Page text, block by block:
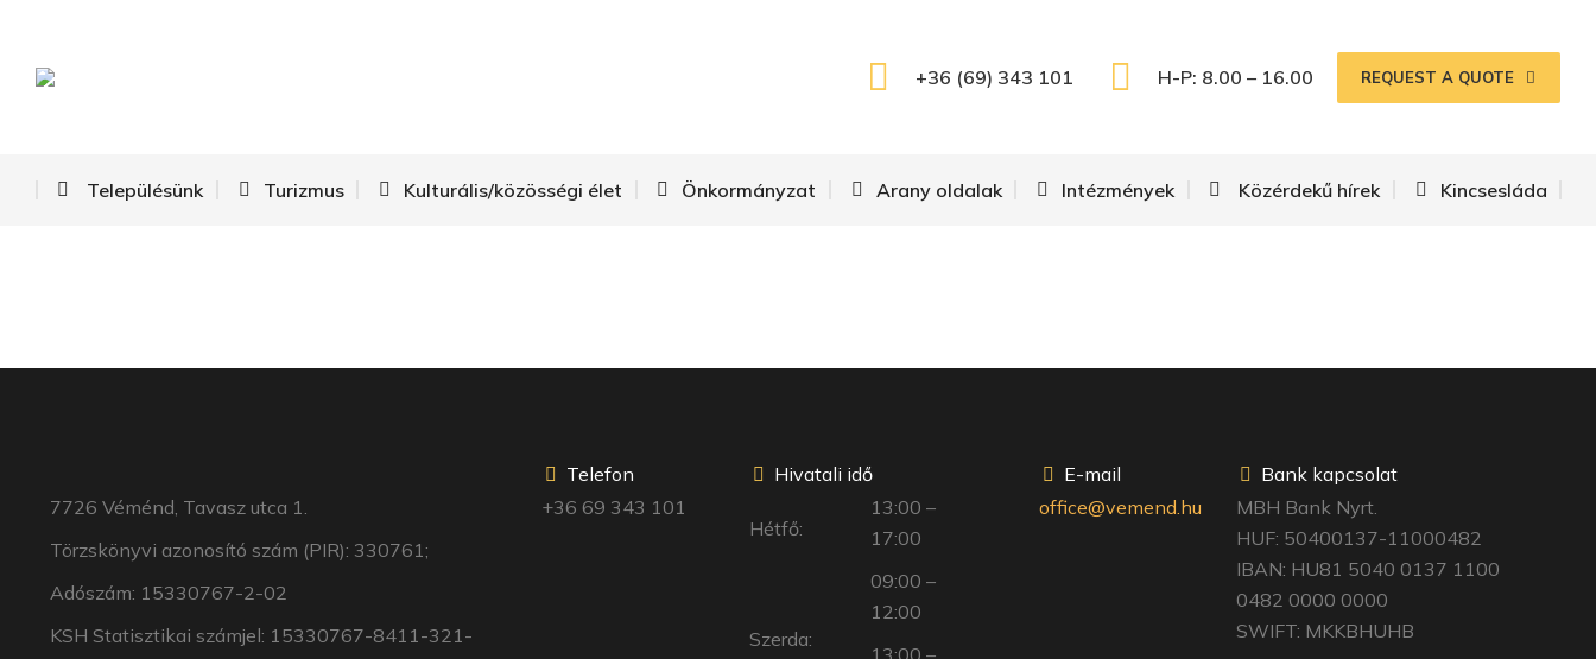
+36 (69) 343 101 H-P: 8.00 – 16.00 REQUEST A QUOTE
Településünk Turizmus Kulturális/közösségi élet Önkormányzat Arany oldalak Intézmények Közérdekű hírek Kincsesláda
7726 Véménd, Tavasz utca 1.
Törzskönyvi azonosító szám (PIR): 330761;
Adószám: 15330767-2-02
KSH Statisztikai számjel: 15330767-8411-321-
Telefon
+36 69 343 101
Hivatali idő
Hétfő:
13:00 –
17:00
Szerda:
09:00 –
12:00
13:00 –
E-mail
office@vemend.hu
Bank kapcsolat
MBH Bank Nyrt.
HUF: 50400137-11000482
IBAN: HU81 5040 0137 1100
0482 0000 0000
SWIFT: MKKBHUHB